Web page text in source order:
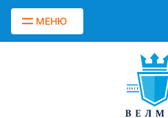
МЕНЮ